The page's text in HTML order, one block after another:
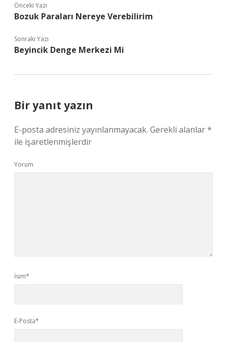
Önceki Yazı
Bozuk Paraları Nereye Verebilirim
Sonraki Yazı
Beyincik Denge Merkezi Mi
Bir yanıt yazın
E-posta adresiniz yayınlanmayacak. Gerekli alanlar*
ile işaretlenmişlerdir
Yorum
İsim*
E-Posta*